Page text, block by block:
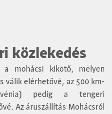
közlekedés
mohácsi kikötő, melyen
válik elérhetővé, az 500 km-
pedig a tengeri
Az áruszállítás Mohácsról